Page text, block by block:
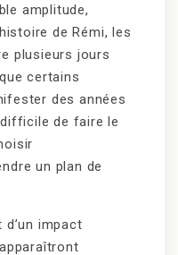
amplitude,
de Rémi, les
plusieurs jours
certains
des années
de faire le
un plan de
d’un impact